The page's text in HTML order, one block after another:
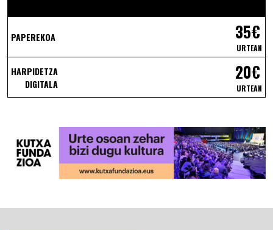
PAPEREKOA 35€
URTEAN
HARPIDETZA
DIGITALA
20€
URTEAN